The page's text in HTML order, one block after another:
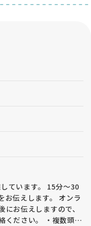
ています。 15分～30
お伝えします。 オンラ
お伝えしますので、
ください。 ・複数頭の